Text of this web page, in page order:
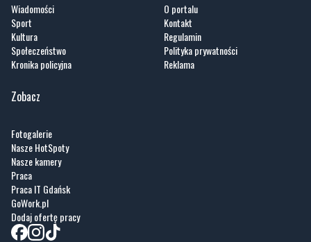
Wiadomości
Sport
Kultura
Społeczeństwo
Kronika policyjna
O portalu
Kontakt
Regulamin
Polityka prywatności
Reklama
Zobacz
Fotogalerie
Nasze HotSpoty
Nasze kamery
Praca
Praca IT Gdańsk
GoWork.pl
Dodaj ofertę pracy